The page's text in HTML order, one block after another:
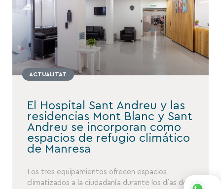
ACTUALITAT
El Hospital Sant Andreu y las
residencias Mont Blanc y Sant
Andreu se incorporan como
espacios de refugio climático
de Manresa
Los tres equipamientos ofrecen espacios
climatizados a la ciudadanía durante los días de